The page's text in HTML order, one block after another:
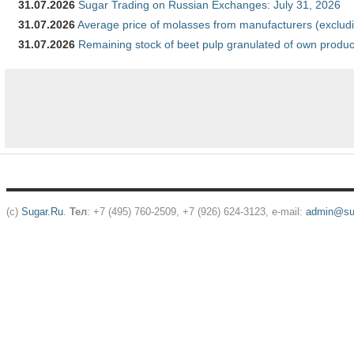
31.07.2026 Sugar Trading on Russian Exchanges: July 31, 2026
31.07.2026Average price of molasses from manufacturers
31.07.2026 Remaining stock of beet pulp granulated of own
(c) Sugar.Ru. Тел: +7 (495) 760-2509, +7 (926) 624-3123, e-mail: